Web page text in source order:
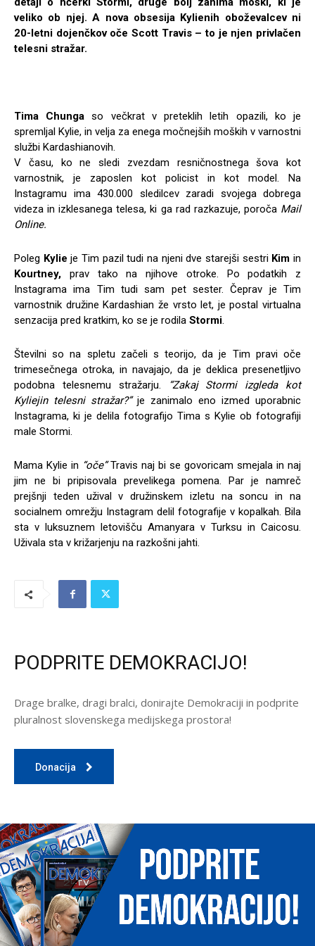
veliko ob njej. A nova obsesija Kylienih oboževalcev ni
20-letni dojenčkov oče Scott Travis – to je njen privlačen
telesni stražar.
Tima Chunga so večkrat v preteklih letih opazili, ko je
spremljal Kylie, in velja za enega močnejših moških v varnostni
službi Kardashianovih.
V času, ko ne sledi zvezdam resničnostnega šova kot
varnostnik, je zaposlen kot policist in kot model. Na
Instagramu ima 430.000 sledilcev zaradi svojega dobrega
videza in izklesanega telesa, ki ga rad razkazuje, poroča Mail
Online.
Poleg Kylie je Tim pazil tudi na njeni dve starejši sestri Kim in
Kourtney, prav tako na njihove otroke. Po podatkih z
Instagrama ima Tim tudi sam pet sester. Čeprav je Tim
varnostnik družine Kardashian že vrsto let, je postal virtualna
senzacija pred kratkim, ko se je rodila Stormi.
Številni so na spletu začeli s teorijo, da je Tim pravi oče
trimesečnega otroka, in navajajo, da je deklica presenetljivo
podobna telesnemu stražarju.
“Zakaj Stormi izgleda kot
Kyliejin telesni stražar?”je zanimalo eno izmed uporabnic
Instagrama, ki je delila fotografijo Tima s Kylie ob fotografiji
male Stormi.
Mama Kylie in “oče”Travis naj bi se govoricam smejala in naj
jim ne bi pripisovala prevelikega pomena. Par je namreč
prejšnji teden užival v družinskem izletu na soncu in na
socialnem omrežju Instagram delil fotografije v kopalkah. Bila
sta v luksuznem letovišču Amanyara v Turksu in Caicosu.
Uživala sta v križarjenju na razkošni jahti.
PODPRITE DEMOKRACIJO!
Drage bralke, dragi bralci, donirajte Demokraciji in podprite
pluralnost slovenskega medijskega prostora!
Donacija